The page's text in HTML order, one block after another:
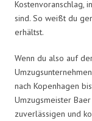
Kostenvoranschlag,
sind. So weißt du
erhältst.
Wenn du also auf
nach Kopenhagen
Umzugsmeister
zuverlässigen und